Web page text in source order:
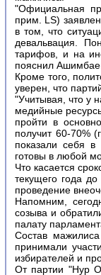
"Официальная
прим. LS)
в том, что
девальвация.
тарифов, и на
пояснил
Кроме того,
уверен, что
"Учитывая, что у
медийные
пройти в
получит 60-70%
показали себя
готовы в любой
Что касается
текущего года
проведение
Напомним,
созыва и
палату
Состав
принимали
избирателей и
От партии "Нур